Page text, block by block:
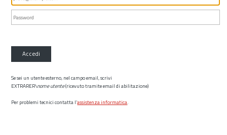
Accedi
Se sei un utente esterno, nel campo email, scrivi
EXTRARER\nome utente(ricevuto tramite email di abilitazione)
Per problemi tecnici contatta l’assistenza informatica.